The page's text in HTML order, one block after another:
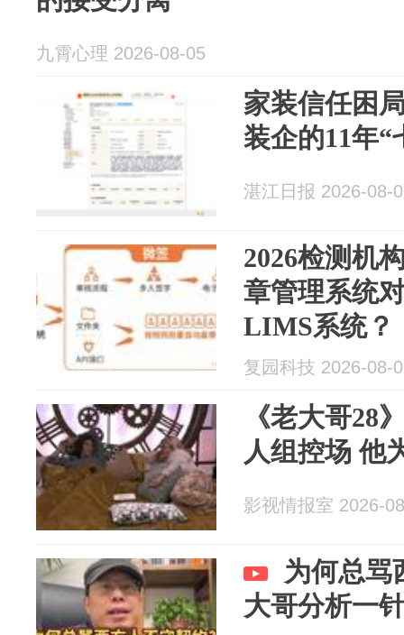
九霄心理 2026-08-05
家装信任困
装企的11年“
湛江日报 2026-08-
2026检测机
章管理系统
LIMS系统？
复园科技 2026-08-
《老大哥28
人组控场 他
影视情报室 2026-
为何总骂
大哥分析一